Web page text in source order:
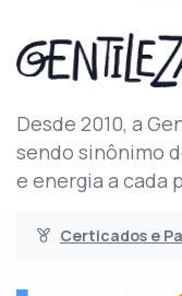
Desde 2010, a
sendo sinônimo
e energia a cada
Certicados e